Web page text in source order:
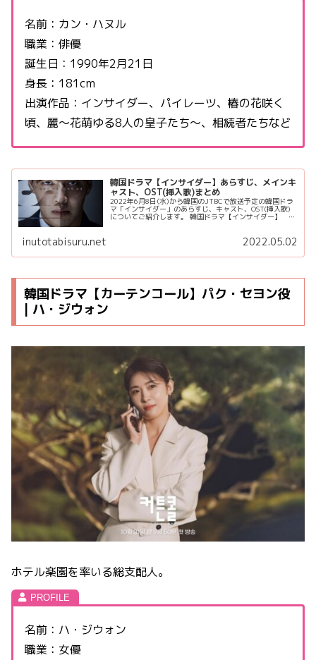
名前：カン・ハヌル
職業：俳優
誕生日：1990年2月21日
身長：181cm
出演作品：インサイダー、パイレーツ、椿の花咲く
頃、麗〜花萌ゆる8人の皇子たち〜、相続者たちなど
韓国ドラマ【インサイダー】あらすじ、メインキ
ャスト、OST(挿入歌)まとめ
2022年6月8日(水)から韓国のJTBCで放送予定の韓国ドラ
マ「インサイダー」のあらすじ、キャスト、OST(挿入歌)
についてご紹介します。 韓国ドラマ【インサイダー】 あ
inutotabisuru.net 2022.05.02
韓国ドラマ【カーテンコール】パク・セヨン役
| ハ・ジウォン
ホテル楽園を率いる総支配人。
名前：ハ・ジウォン
職業：女優